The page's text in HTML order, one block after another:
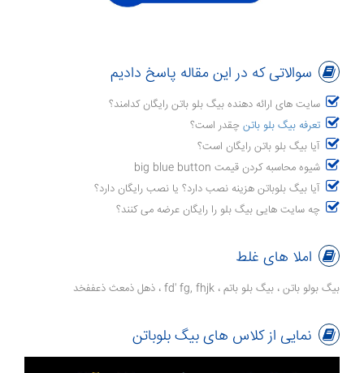
سوالاتی که در این مقاله پاسخ دادیم
سایت های ارائه دهنده بیگ بلو باتن رایگان کدامند؟
تعرفه بیگ بلو باتن چقدر است؟
آیا بیگ بلو باتن رایگان است؟
شیوه محاسبه کردن قیمت big blue button
آیا بیگ بلوباتن هزینه نصب دارد؟ یا نصب رایگان دارد؟
چه سایت هایی بیگ بلو را رایگان عرضه می کنند؟
املا های غلط
بیگ بولو باتن ، بیگ بلو باتم ، fd' fg, fhjk ، ذهل ذمعث ذعففخد
نمایی از کلاس های بیگ بلوباتن